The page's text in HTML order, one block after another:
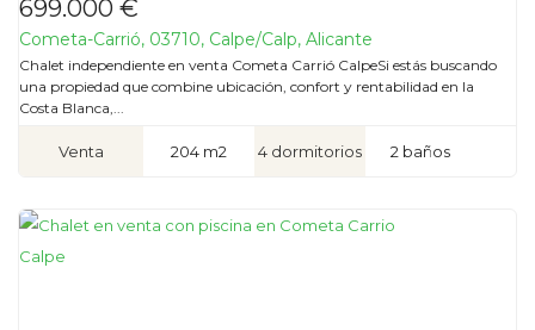
699.000 €
Cometa-Carrió, 03710, Calpe/Calp, Alicante
Chalet independiente en venta Cometa Carrió CalpeSi estás buscando
una propiedad que combine ubicación, confort y rentabilidad en la
Costa Blanca,...
Venta 204 m2 4 dormitorios 2 baños